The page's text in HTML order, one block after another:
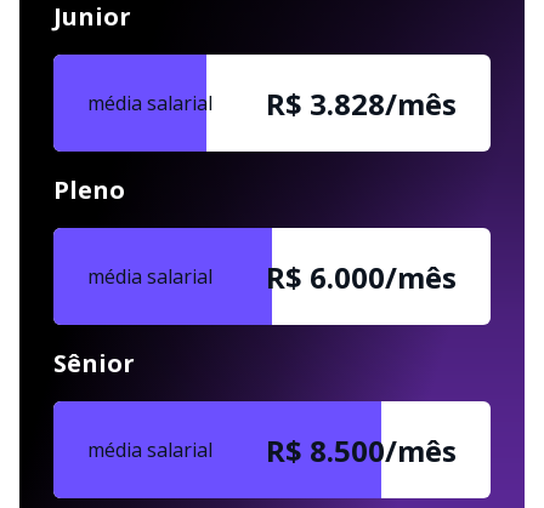
Junior
média salarial R$ 3.828/mês
Pleno
média salarial R$ 6.000/mês
Sênior
média salarial R$ 8.500/mês